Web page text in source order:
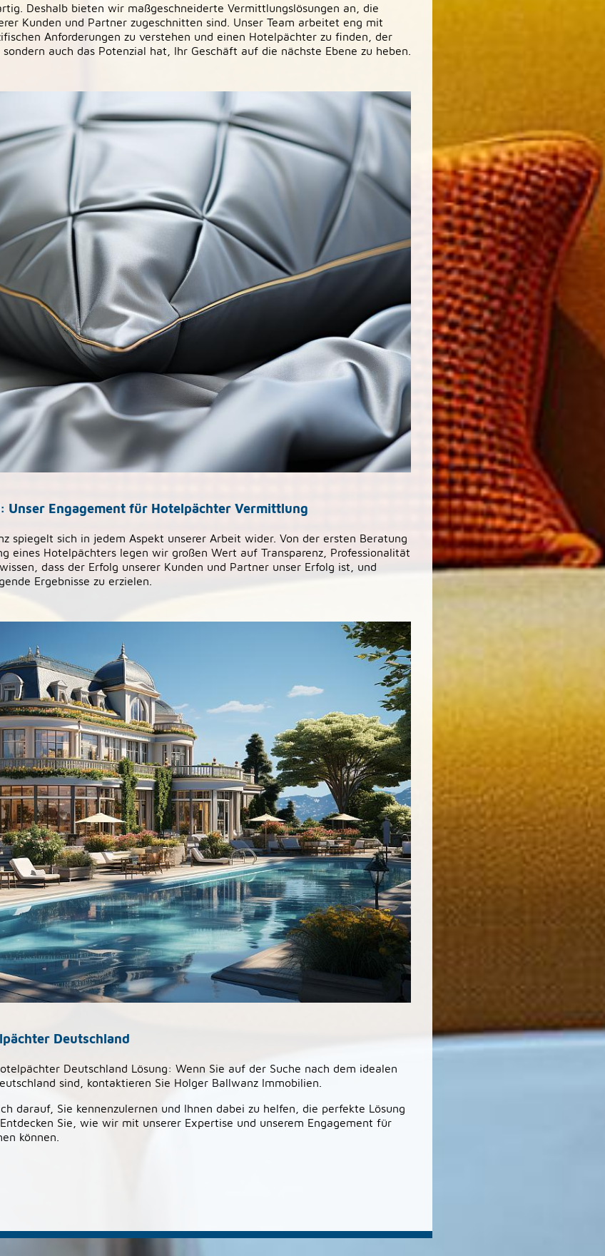
Deshalb bieten wir maßgeschneiderte Vermittlungslösungen an, die
Kunden und Partner zugeschnitten sind. Unser Team arbeitet eng mit
Anforderungen zu verstehen und einen Hotelpächter zu finden, der
auch das Potenzial hat, Ihr Geschäft auf die nächste Ebene zu heben.
Unser Engagement für Hotelpächter Vermittlung
spiegelt sich in jedem Aspekt unserer Arbeit wider. Von der ersten Beratung
eines Hotelpächters legen wir großen Wert auf Transparenz, Professionalität
dass der Erfolg unserer Kunden und Partner unser Erfolg ist, und
Ergebnisse zu erzielen.
Deutschland
Deutschland Lösung: Wenn Sie auf der Suche nach dem idealen
sind, kontaktieren Sie Holger Ballwanz Immobilien.
darauf, Sie kennenzulernen und Ihnen dabei zu helfen, die perfekte Lösung
Sie, wie wir mit unserer Expertise und unserem Engagement für
können.